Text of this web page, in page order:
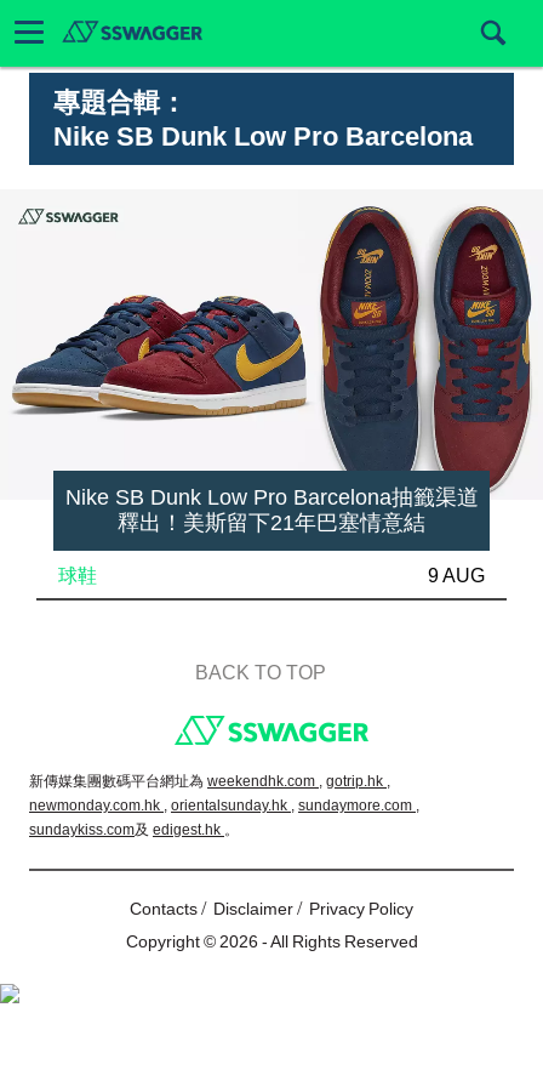
專題合輯：
Nike SB Dunk Low Pro Barcelona
Nike SB Dunk Low Pro Barcelona抽籤渠道
釋出！美斯留下21年巴塞情意結
球鞋 9 AUG
BACK TO TOP
新傳媒集團數碼平台網址為 weekendhk.com , gotrip.hk ,
newmonday.com.hk , orientalsunday.hk , sundaymore.com ,
sundaykiss.com及 edigest.hk 。
Contacts/ Disclaimer/ Privacy Policy
Copyright © 2026 - All Rights Reserved